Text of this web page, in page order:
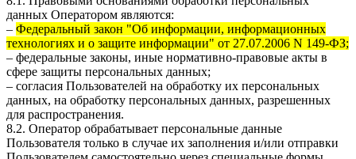
данных Оператором являются:
– Федеральный закон "Об информации, информационных
технологиях и о защите информации" от 27.07.2006 N 149-ФЗ;
– федеральные законы, иные нормативно-правовые акты в
сфере защиты персональных данных;
– согласия Пользователей на обработку их персональных
данных, на обработку персональных данных, разрешенных
для распространения.
8.2. Оператор обрабатывает персональные данные
Пользователя только в случае их заполнения и/или отправки